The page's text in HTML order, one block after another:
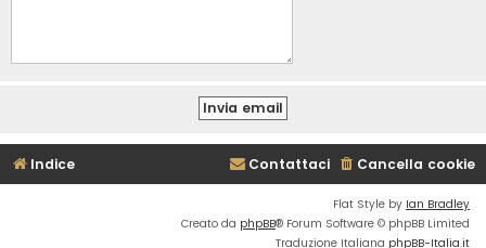
Indice Cancella cookie
Contattaci
Flat Style by Ian Bradley
Creato da phpBB® Forum Software © phpBB Limited
Traduzione Italiana phpBB-Italia.it